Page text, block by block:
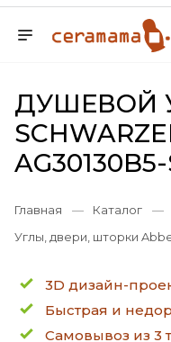
ДУШЕВОЙ
Главная — Каталог —
Углы, двери, шторки
3D дизайн-
Быстрая и
Самовывоз из 3